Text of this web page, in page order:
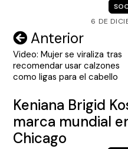
6 DE
Navegación
de
entradas
Anterior
Video: Mujer se viraliza tras
recomendar usar calzones
como ligas para el cabello
Keniana Brigid
marca mundial
Chicago